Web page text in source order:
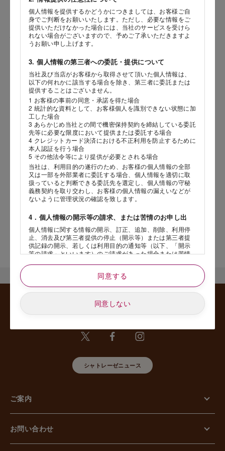
個人情報を提供するかどうかにつきましては、お客様ご自
身でご判断をお願いいたします。ただし、必要な情報をご
提供いただけなかった場合には、当社のサービスを受けら
れない場合がございますので、予めご了承いただきますよ
うお願い申し上げます。
3. 個人情報の第三者への委託・提供について
当社及び当店がお客様から取得させて頂いた個人情報は、
以下の何れかに該当する場合を除き、第三者に委託または
提供することはございません。
1 お客様の事前の同意・承諾を得た場合
2 統計的な資料として、お客様個人を識別できない状態に加
工した場合
3 あらかじめ当社との間で機密保持契約を締結している委託
先等に必要な限度において提供または委託する場合
4 クレジットカード決済における不正利用を防止するために
本人認証を行う場合
5 その他法令等により提供が必要とされる場合
当社は、利用目的の遂行のため、お客様の個人情報の全部
又は一部を外部業者に委託する場合、個人情報を適切に取
扱っていると判断できる委託先を選定し、個人情報の守秘
義務契約を取り交わし、お客様の個人情報の漏えいなどが
ないように管理状況の確認を致します。
4．個人情報の開示等の請求、または苦情のお申し出
個人情報に関する情報の開示、訂正、追加、削除、利用停
止、消去及び第三者提供の停止（開示等）または第三者提
供記録の開示、若しくは利用目的の通知等（以下、「開示
等の請求」といいます）のご請求があった場合または苦情
認させていただいたうえで、特別な理由のない限り合理的
な期間と範囲内で対応させていただきます。
5. 個人情報の安全管理のために講じた措置について
当社は外的環境を把握した上で個人情報の安全管理のため
【組織的安全管理措置】
組織体制の整備、個人情報の取扱いに係る規律に従った運
等事案に対応する体制の整備、取扱い状況の把握及び安全
管理措置の見直し等に関して、必要な措置を講じていま
期的な教育等を行っております。また、個人情報の秘密保
個人情報を取り扱う区域の管理、機器及び電子媒体等の盗
難等の防止、電子媒体等を持ち運ぶ場合の漏えい等の防
止、個人情報の削除及び機器、電子媒体等の廃棄に関し
同意する
同意しない
生年月日
年
月
店舗サービスに関するお問い合わせにつきましては、内容欄に『店
舗名』を記載いただけますと幸いです。
シャトレーゼニュース
ご案内
お問い合わせ
岳や末広がりを意味す
やつ時」という意味を込
。雄大な八ヶ岳山麓の自
れる、こだわりのスイー
海外 Overseas shops
Indonesia
Malaysia
Hong Kong
UAE
Thailand
Vietnam